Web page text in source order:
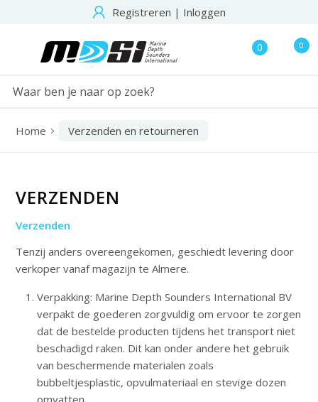
Registreren | Inloggen
0 0
Home Verzenden en retourneren
VERZENDEN
Verzenden
Tenzij anders overeengekomen, geschiedt levering door
verkoper vanaf magazijn te Almere.
Verpakking: Marine Depth Sounders International BV
verpakt de goederen zorgvuldig om ervoor te zorgen
dat de bestelde producten tijdens het transport niet
beschadigd raken. Dit kan onder andere het gebruik
van beschermende materialen zoals
bubbeltjesplastic, opvulmateriaal en stevige dozen
omvatten.